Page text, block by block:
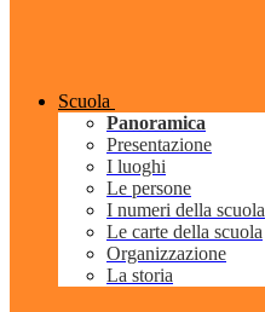
Scuola
Panoramica
Presentazione
I luoghi
Le persone
I numeri della scuola
Le carte della scuola
Organizzazione
La storia